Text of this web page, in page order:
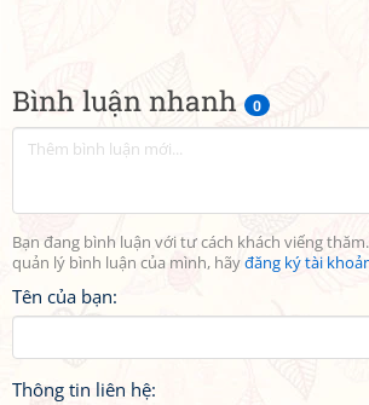
Bình luận nhanh 0
Bạn đang bình luận với tư cách khách viếng
quản lý bình luận của mình, hãyđăng ký tài
Tên của bạn:
Thông tin liên hệ: